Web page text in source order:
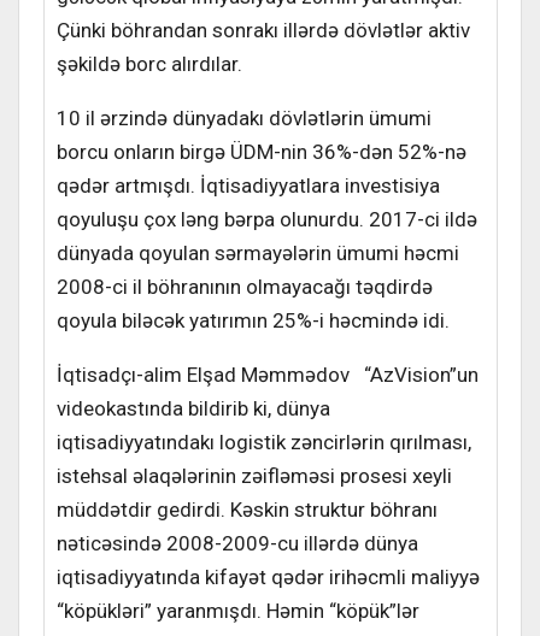
Çünki böhrandan sonrakı illərdə dövlətlər aktiv
şəkildə borc alırdılar.
10 il ərzində dünyadakı dövlətlərin ümumi
borcu onların birgə ÜDM-nin 36%-dən 52%-nə
qədər artmışdı. İqtisadiyyatlara investisiya
qoyuluşu çox ləng bərpa olunurdu. 2017-ci ildə
dünyada qoyulan sərmayələrin ümumi həcmi
2008-ci il böhranının olmayacağı təqdirdə
qoyula biləcək yatırımın 25%-i həcmində idi.
İqtisadçı-alim Elşad Məmmədov “AzVision”un
videokastında bildirib ki, dünya
iqtisadiyyatındakı logistik zəncirlərin qırılması,
istehsal əlaqələrinin zəifləməsi prosesi xeyli
müddətdir gedirdi. Kəskin struktur böhranı
nəticəsində 2008-2009-cu illərdə dünya
iqtisadiyyatında kifayət qədər irihəcmli maliyyə
“köpükləri” yaranmışdı. Həmin “köpük”lər